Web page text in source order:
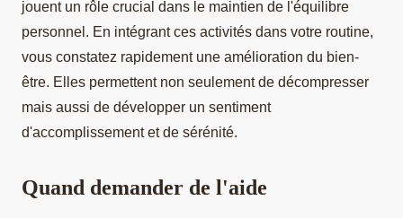
jouent un rôle crucial dans le maintien de l'équilibre
personnel. En intégrant ces activités dans votre routine,
vous constatez rapidement une amélioration du bien-
être. Elles permettent non seulement de décompresser
mais aussi de développer un sentiment
d'accomplissement et de sérénité.
Quand demander de l'aide